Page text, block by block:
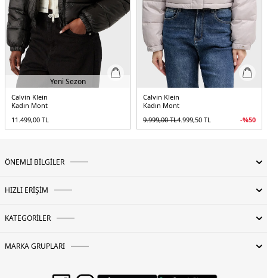
Yeni Sezon
Calvin Klein
Kadın Mont
11.499,00 TL
Calvin Klein
Kadın Mont
9.999,00TL4.999,50 TL -%50
ÖNEMLİ BİLGİLER
HIZLI ERİŞİM
KATEGORİLER
MARKA GRUPLARI